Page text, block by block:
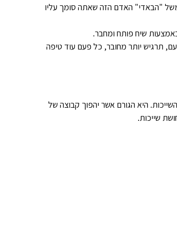
למשל "הבאדי" האדם הזה שאתה סומך עליו
שיח פותח ומחבר.
תרגיש יותר מחובר, כל פעם עוד טיפה
היא הגורם אשר יהפוך קבוצה של
שייכות.